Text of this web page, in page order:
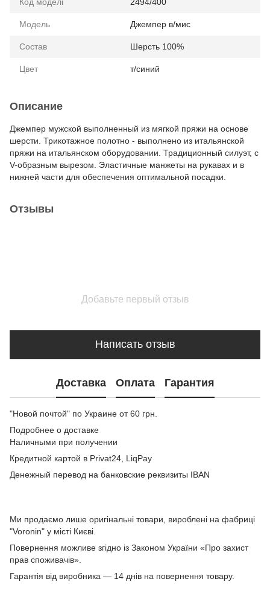
Модель Джемпер в/мис
Состав Шерсть 100%
Цвет т/синий
Описание
Джемпер мужской выполненный из мягкой пряжи на основе
шерсти. Трикотажное полотно - выполнено из итальянской
пряжи на итальянском оборудовании. Традиционный силуэт, с
V-образным вырезом. Эластичные манжеты на рукавах и в
нижней части для обеспечения оптимальной посадки.
Отзывы
Добавьте первый отзыв
Написать отзыв
Доставка Оплата Гарантия
"Новой почтой" по Украине от 60 грн.
Подробнее о доставке
Наличными при получении
Кредитной картой в Privat24, LiqPay
Денежный перевод на банковские реквизиты IBAN
Ми продаємо лише оригінальні товари, вироблені на фабриці
"Voronin" у місті Києві.
Повернення можливе згідно із Законом України «Про захист
прав споживачів».
Гарантія від виробника — 14 днів на повернення товару.